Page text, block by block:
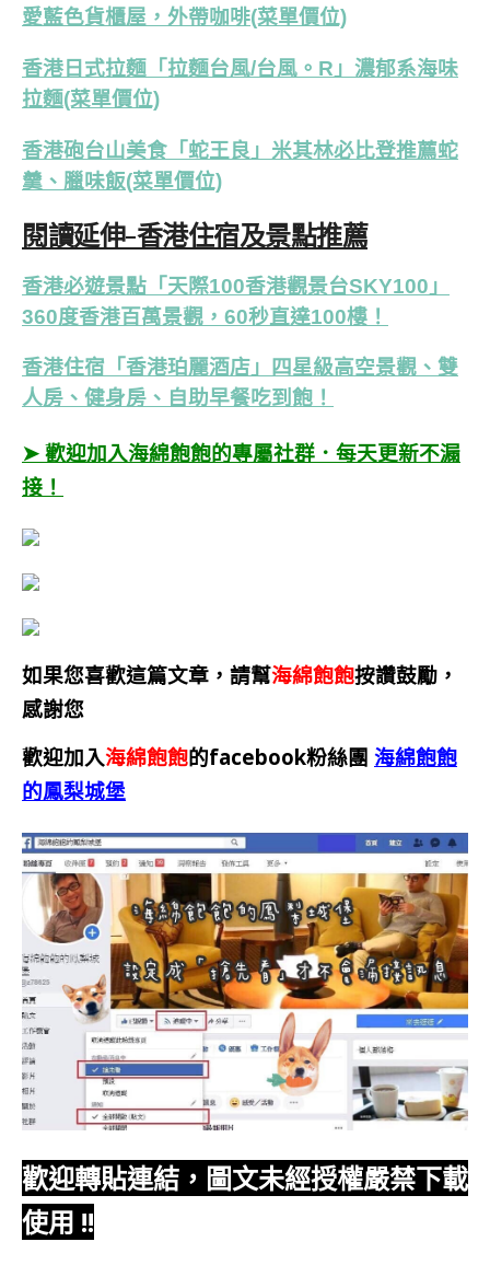
愛藍色貨櫃屋，外帶咖啡(菜單價位)
香港日式拉麵「拉麵台風/台風。R」濃郁系海味
拉麵(菜單價位)
香港砲台山美食「蛇王良」米其林必比登推薦蛇
羹、臘味飯(菜單價位)
閱讀延伸-香港住宿及景點推薦
香港必遊景點「天際100香港觀景台SKY100」
360度香港百萬景觀，60秒直達100樓！
香港住宿「香港珀麗酒店」四星級高空景觀、雙
人房、健身房、自助早餐吃到飽！
➤ 歡迎加入海綿飽飽的專屬社群．每天更新不漏
接！
如果您喜歡這篇文章，請幫海綿飽飽按讚鼓勵，
感謝您
歡迎加入海綿飽飽的facebook粉絲團 海綿飽飽
的鳳梨城堡
歡迎轉貼連結，圖文未經授權嚴禁下載
使用 !!